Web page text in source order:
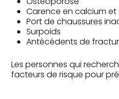
Carence en calcium et
Port de chaussures
Surpoids
Antécédents de
Les personnes qui
facteurs de risque pour